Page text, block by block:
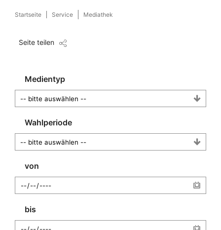
Startseite Service Mediathek
Seite teilen
Medientyp
Wahlperiode
von
bis